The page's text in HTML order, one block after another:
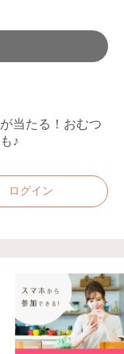
当たる！おむつ
♪
ログイン